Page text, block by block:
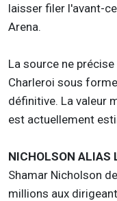
laisser filer l'avant-
Arena.
La source ne
Charleroi sous
définitive. La valeur
est actuellement
NICHOLSON ALIAS
Shamar Nicholson
millions aux